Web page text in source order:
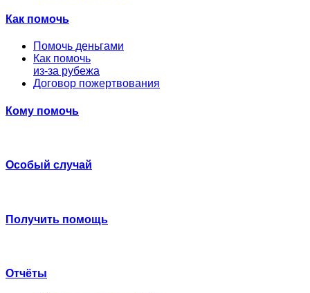
Как помочь
Помочь деньгами
Как помочь
из-за рубежа
Договор пожертвования
Кому помочь
Особый случай
Получить помощь
Отчёты